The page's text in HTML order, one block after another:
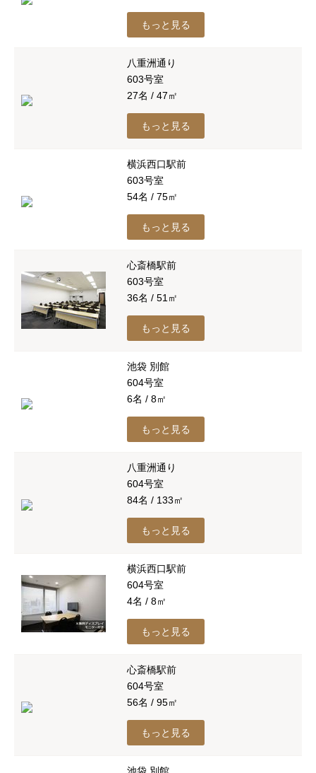
もっと見る
八重洲通り
603号室
27名 / 47㎡
もっと見る
横浜西口駅前
603号室
54名 / 75㎡
もっと見る
心斎橋駅前
603号室
36名 / 51㎡
もっと見る
池袋 別館
604号室
6名 / 8㎡
もっと見る
八重洲通り
604号室
84名 / 133㎡
もっと見る
横浜西口駅前
604号室
4名 / 8㎡
もっと見る
心斎橋駅前
604号室
56名 / 95㎡
もっと見る